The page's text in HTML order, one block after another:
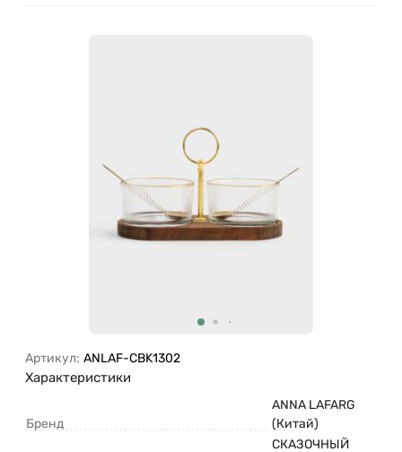
Артикул: ANLAF-CBK1302
Характеристики
Бренд
ANNA LAFARG
(Китай)
СКАЗОЧНЫЙ